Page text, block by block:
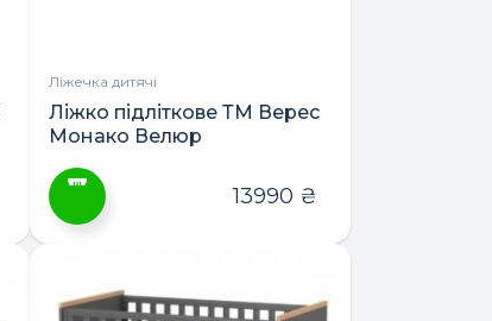
Ліжечка дитячі
Ліжко підліткове ТМ Верес
Монако Велюр
має
13990 ₴